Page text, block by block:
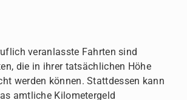
veranlasste Fahrten sind
die in ihrer tatsächlichen Höhe
werden können. Stattdessen kann
amtliche Kilometergeld